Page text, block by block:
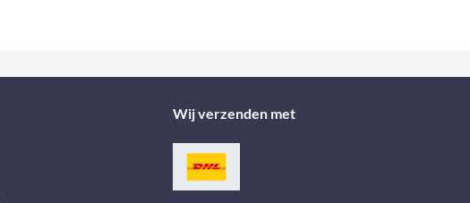
Wij verzenden met